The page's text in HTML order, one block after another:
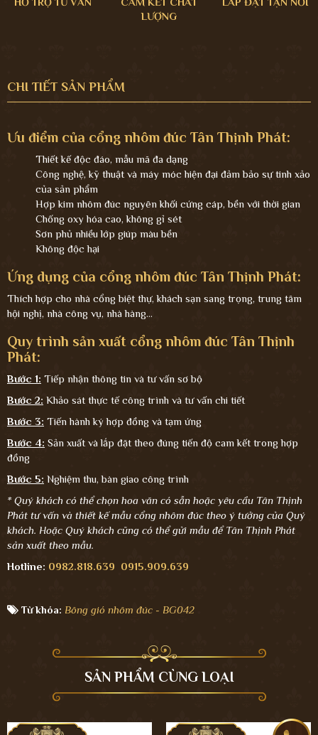
LƯỢNG
CHI TIẾT SẢN PHẨM
Ưu điểm của cổng nhôm đúc Tân Thịnh Phát:
Thiết kế độc đáo, mẫu mã đa dạng
Công nghệ, kỹ thuật và máy móc hiện đại đảm bảo sự tinh xảo
của sản phẩm
Hợp kim nhôm đúc nguyên khối cứng cáp, bền với thời gian
Chống oxy hóa cao, không gỉ sét
Sơn phủ nhiều lớp giúp màu bền
Không độc hại
Ứng dụng của cổng nhôm đúc Tân Thịnh Phát:
Thích hợp cho nhà cổng biệt thự, khách sạn sang trọng, trung tâm
hội nghị, nhà công vụ, nhà hàng...
Quy trình sản xuất cổng nhôm đúc Tân Thịnh
Phát:
Bước 1: Tiếp nhận thông tin và tư vấn sơ bộ
Bước 2: Khảo sát thực tế công trình và tư vấn chi tiết
Bước 3: Tiến hành ký hợp đồng và tạm ứng
Bước 4: Sản xuất và lắp đặt theo đúng tiến độ cam kết trong hợp
đồng
Bước 5: Nghiệm thu, bàn giao công trình
* Quý khách có thể chọn hoa văn có sẵn hoặc yêu cầu Tân Thịnh
Phát tư vấn và thiết kế mẫu cổng nhôm đúc theo ý tưởng của Quý
khách. Hoặc Quý khách cũng có thể gửi mẫu để Tân Thịnh Phát
sản xuất theo mẫu.
Hotline: 0982.818.639 0915.909.639
Từ khóa: Bông gió nhôm đúc - BG042
SẢN PHẨM CÙNG LOẠI